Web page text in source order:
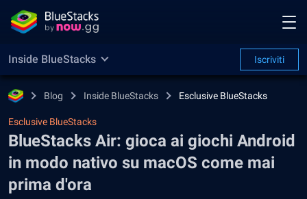
Inside BlueStacks Iscriviti
Blog Inside BlueStacks Esclusive BlueStacks
Esclusive BlueStacks
BlueStacks Air: gioca ai giochi Android
in modo nativo su macOS come mai
prima d'ora